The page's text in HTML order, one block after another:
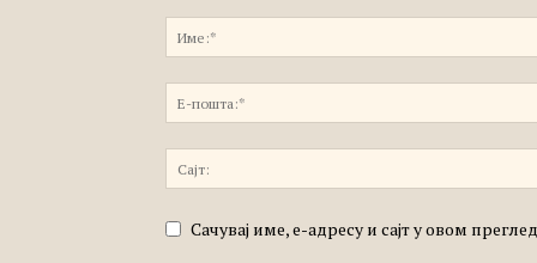
Сачувај име, е-адресу и сајт у овом